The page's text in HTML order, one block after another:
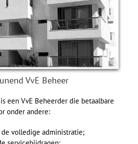
VvE Beheer
een VvE Beheerder die betaalbare
onder andere:
volledige administratie;